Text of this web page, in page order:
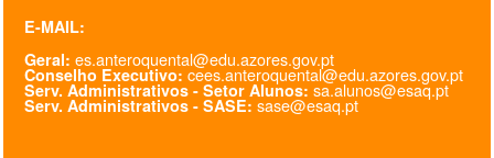
E-MAIL:
Geral: es.anteroquental@edu.azores.gov.pt
Conselho Executivo: cees.anteroquental@edu.azores.gov.pt
Serv. Administrativos - Setor Alunos: sa.alunos@esaq.pt
Serv. Administrativos - SASE: sase@esaq.pt